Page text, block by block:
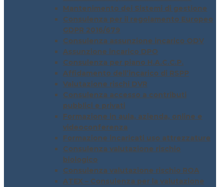
Mantenimento dei Sistemi di gestione
Consulenza per il regolamento Europeo
GDPR 2016/679
Consulenza assunzione incarico ODV
Assunzione incarico DPO
Consulenza per piano H.A.C.C.P.
Affidamento dell’incarico di RSPP
Valutazione rischi DVR
Consulenza accesso a contributi
pubblici e privati
Formazione in aula, azienda, online e
videoconferenza
Formazione incaricati uso attrezzature
Consulenza valutazione rischio
biologico
Consulenza valutazione rischio ROA
ATEX – Consulenza per la valutazione